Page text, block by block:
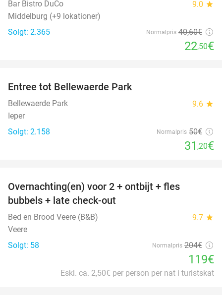
Bar Bistro DuCo 9.0 star
Middelburg (+9 lokationer)
Solgt: 2.365
Normalpris 40,60€
22,50€
Entree tot Bellewaerde Park
Bellewaerde Park 9.6 star
Ieper
Solgt: 2.158
Normalpris 50€
31 ,20€
Overnachting(en) voor 2 + ontbijt + fles
bubbels + late check-out
Bed en Brood Veere (B&B) 9.7 star
Veere
Solgt: 58
Normalpris 204€
119€
Eskl. ca. 2,50€ per person per nat i turistskat